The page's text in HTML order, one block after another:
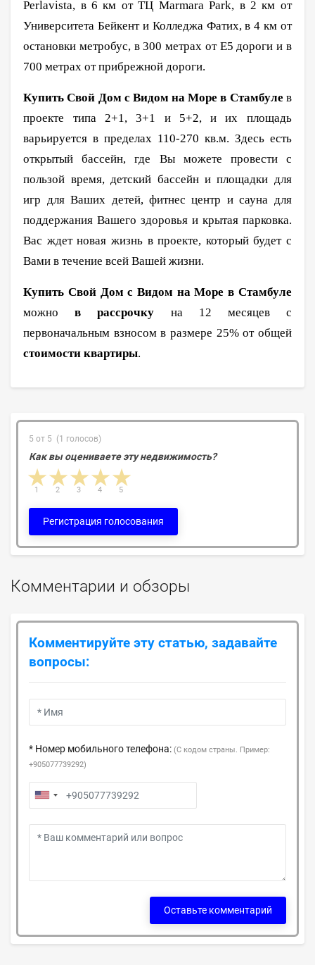
Perlavista, в 6 км от ТЦ Marmara Park, в 2 км от
Университета Бейкент и Колледжа Фатих, в 4 км от
остановки метробус, в 300 метрах от Е5 дороги и в
700 метрах от прибрежной дороги.
Купить Свой Дом с Видом на Море в Стамбуле в
проекте типа 2+1, 3+1 и 5+2, и их площадь
варьируется в пределах 110-270 кв.м. Здесь есть
открытый бассейн, где Вы можете провести с
пользой время, детский бассейн и площадки для
игр для Ваших детей, фитнес центр и сауна для
поддержания Вашего здоровья и крытая парковка.
Вас ждет новая жизнь в проекте, который будет с
Вами в течение всей Вашей жизни.
Купить Свой Дом с Видом на Море в Стамбуле
можно в рассрочку на 12 месяцев с
первоначальным взносом в размере 25% от общей
стоимости квартиры.
5 от 5 (1 голосов)
Как вы оцениваете эту недвижимость?
4 stars
3 stars
2 stars
1 star 5
4
3
2
1
Регистрация голосования
Комментарии и обзоры
Комментируйте эту статью, задавайте
вопросы:
* Номер мобильного телефона: (С кодом страны. Пример:
+905077739292)
Оставьте комментарий